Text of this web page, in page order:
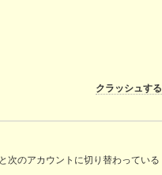
クラッシュする
次のアカウントに切り替わっている